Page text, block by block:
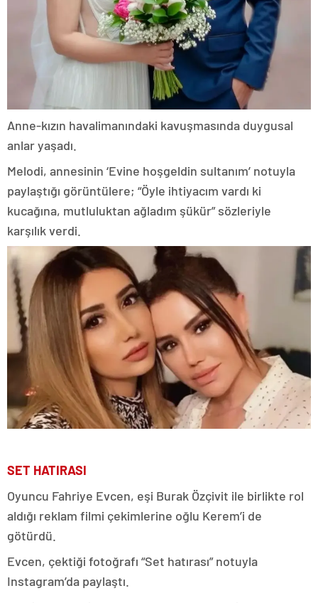
Anne-kızın havalimanındaki kavuşmasında duygusal
anlar yaşadı.
Melodi, annesinin ‘Evine hoşgeldin sultanım’ notuyla
paylaştığı görüntülere; “Öyle ihtiyacım vardı ki
kucağına, mutluluktan ağladım şükür” sözleriyle
karşılık verdi.
SET HATIRASI
Oyuncu Fahriye Evcen, eşi Burak Özçivit ile birlikte rol
aldığı reklam filmi çekimlerine oğlu Kerem’i de
götürdü.
Evcen, çektiği fotoğrafı “Set hatırası” notuyla
Instagram’da paylaştı.